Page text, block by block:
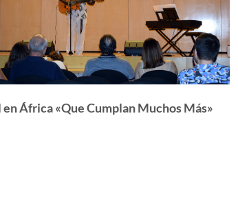
África «Que Cumplan Muchos Más»